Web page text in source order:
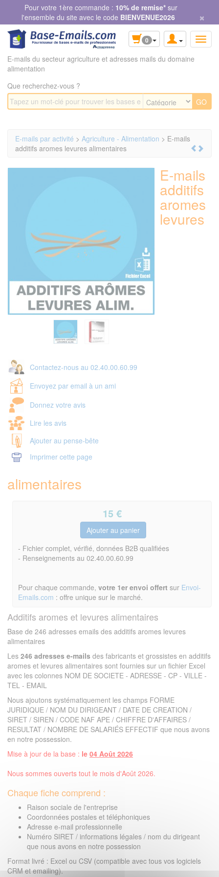
Pour votre 1ère commande : 10% de remise* sur
l'ensemble du site avec le code BIENVENUE2026 ×
0
E-mails du secteur agriculture et adresses mails du domaine
alimentation
Que recherchez-vous ?
E-mails par activité > Agriculture - Alimentation > E-mails
additifs aromes levures alimentaires
Contactez-nous au 02.40.00.60.99
Envoyez par email à un ami
Donnez votre avis
Lire les avis
Ajouter au pense-bête
Imprimer cette page
E-mails
additifs
aromes
levures
alimentaires
15 €
- Fichier complet, vérifié, données B2B qualifiées
- Renseignements au 02.40.00.60.99
Pour chaque commande, votre 1er envoi offert sur Envoi-
Emails.com : offre unique sur le marché.
Additifs aromes et levures alimentaires
Base de 246 adresses emails des additifs aromes levures
alimentaires
Les 246 adresses e-mails des fabricants et grossistes en additifs
aromes et levures alimentaires sont fournies sur un fichier Excel
avec les colonnes NOM DE SOCIETE - ADRESSE - CP - VILLE -
TEL - EMAIL
Nous ajoutons systématiquement les champs FORME
JURIDIQUE / NOM DU DIRIGEANT / DATE DE CREATION /
SIRET / SIREN / CODE NAF APE / CHIFFRE D'AFFAIRES /
RESULTAT / NOMBRE DE SALARIÉS EFFECTIF que nous avons
en notre possession.
Mise à jour de la base : le 04 Août 2026
Nous sommes ouverts tout le mois d'Août 2026.
Chaque fiche comprend :
Raison sociale de l'entreprise
Coordonnées postales et téléphoniques
Adresse e-mail professionnelle
Numéro SIRET / informations légales / nom du dirigeant
que nous avons en notre possession
Format livré : Excel ou CSV (compatible avec tous vos logiciels
CRM et emailing).
Panneau de gestion des cookies